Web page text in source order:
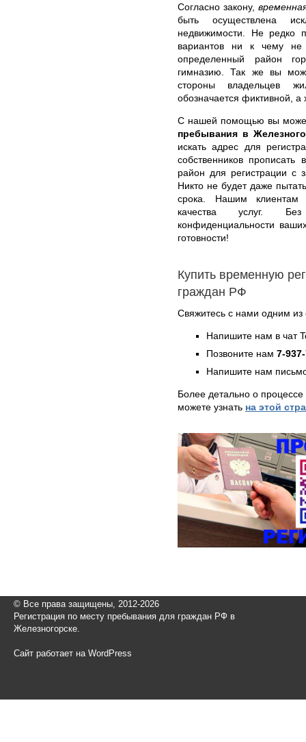
Согласно закону,
быть осуществлена
недвижимости. Не редко
вариантов ни к чему не
определенный район
гимназию. Так же вы
стороны владельцев
обозначается фиктивной, а
С нашей помощью вы
пребывания в
искать адрес для
собственников
район для регистрации с
Никто не будет даже
срока. Нашим клиентам
качества услуг.
конфиденциальности
готовности!
Купить временную
граждан РФ
Свяжитесь с нами одним
Напишите нам в чат
Позвоните нам 7-
Напишите нам
Более детально о
можете узнать на этой
© Все права защищены, 2012-2026
Регистрация по месту пребывания для граждан РФ в
Железногорске.
Сайт работает на WordPress